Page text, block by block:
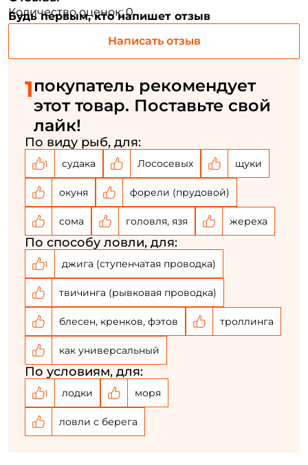
Количество оценок: 0
Будь первым, кто напишет отзыв
Написать отзыв
1покупатель рекомендует
этот товар. Поставьте свой
лайк!
По виду рыб, для:
1 судака Лососевых щуки
окуня форели (прудовой)
сома головля, язя жереха
По способу ловли, для:
1 джига (ступенчатая проводка)
твичинга (рывковая проводка)
блесен, кренков, фэтов троллинга
как универсальный
По условиям, для:
1 лодки моря
ловли с берега
Номер телефона: *
Придумайте пароль: *
Повторите пароль: *
Заполняя данную форму вы соглашаетесь на обработку
персональных данных
Создать аккаунт
У меня уже есть аккаунт